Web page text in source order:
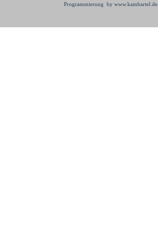
Programmierung by www.kambartel.de